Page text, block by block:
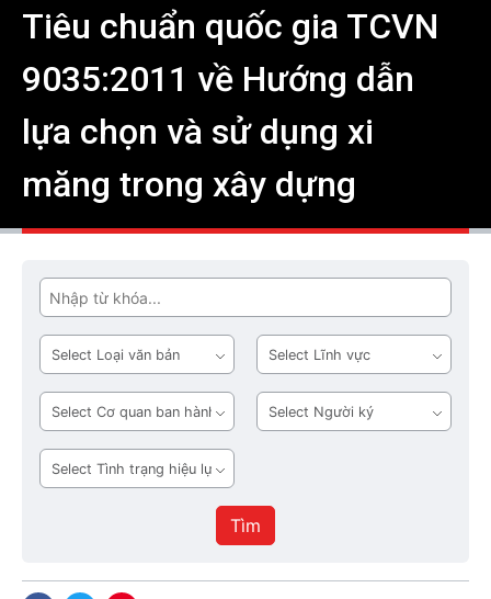
Tiêu chuẩn quốc gia TCVN
9035:2011 về Hướng dẫn
lựa chọn và sử dụng xi
măng trong xây dựng
Tìm
Loại
văn
bản
Lĩnh
vực
Cơ
quan
ban
hành
Người
ký
Tình
trạng
Tìm